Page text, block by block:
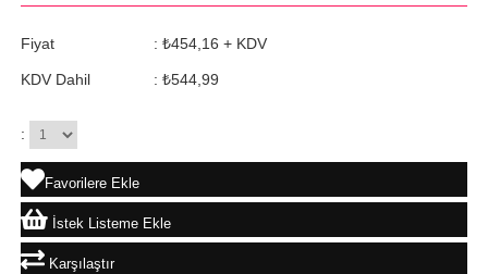
Fiyat : ₺454,16 + KDV
KDV Dahil : ₺544,99
:
Favorilere Ekle
İstek Listeme Ekle
Karşılaştır